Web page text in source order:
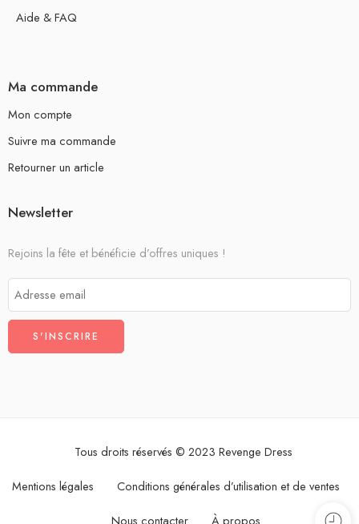
Aide & FAQ
Ma commande
Mon compte
Suivre ma commande
Retourner un article
Newsletter
Rejoins la fête et bénéficie d’offres uniques !
Tous droits réservés © 2023 Revenge Dress
Mentions légales Conditions générales d’utilisation et de ventes
Nous contacter À propos